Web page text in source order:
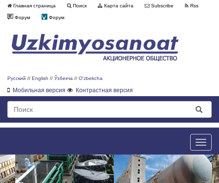
Главная страница Поиск Карта сайта Subscribe Rss
Форум Форум
Русский // English // Ўзбекча // O'zbekcha
Мобильная версия Контрастная версия
Toggle